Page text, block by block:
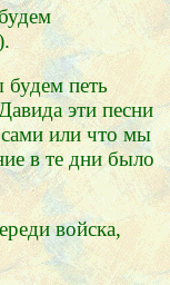
будем петь
эти песни
или что мы
в те дни было
войска,